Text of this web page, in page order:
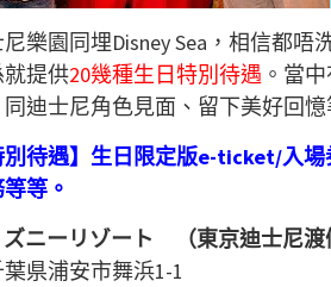
樂園同埋Disney Sea，相信都
提供20幾種生日特別待遇 。當
迪士尼角色見面、留下美好回
別待遇】生日限定版e-ticket/入
等。
ズニーリゾート （東京迪士尼渡
県浦安市舞浜1-1